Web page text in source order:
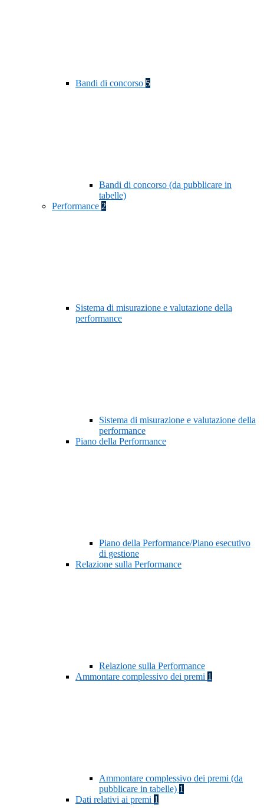
Bandi di concorso 5
Bandi di concorso (da pubblicare in
tabelle)
Performance 2
Sistema di misurazione e valutazione della
performance
Sistema di misurazione e valutazione della
performance
Piano della Performance
Piano della Performance/Piano esecutivo
di gestione
Relazione sulla Performance
Relazione sulla Performance
Ammontare complessivo dei premi 1
Ammontare complessivo dei premi (da
pubblicare in tabelle) 1
Dati relativi ai premi 1